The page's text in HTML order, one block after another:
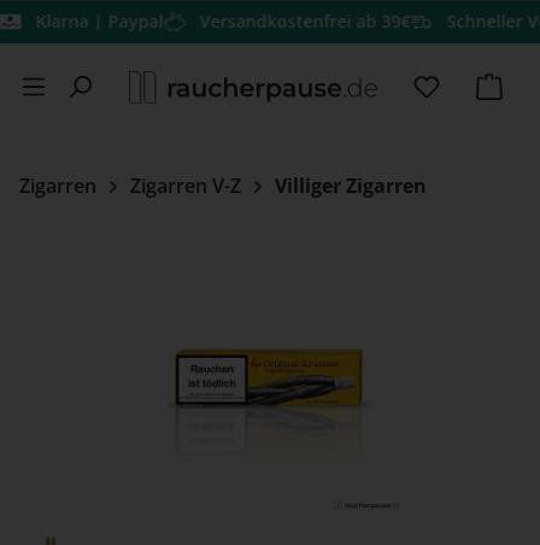
Zum Hauptinhalt springen
| Paypal Versandkostenfrei ab 39€ Schneller
Du hast
Zigarren Zigarren V-Z Villiger Zigarren